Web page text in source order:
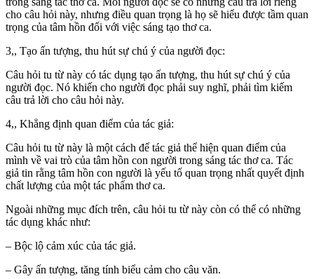
cho câu hỏi này, nhưng điều quan trọng là họ sẽ hiểu được tầm quan
trọng của tâm hồn đối với việc sáng tạo thơ ca.
3,, Tạo ấn tượng, thu hút sự chú ý của người đọc:
Câu hỏi tu từ này có tác dụng tạo ấn tượng, thu hút sự chú ý của
người đọc. Nó khiến cho người đọc phải suy nghĩ, phải tìm kiếm
câu trả lời cho câu hỏi này.
4,, Khẳng định quan điểm của tác giả:
Câu hỏi tu từ này là một cách để tác giả thể hiện quan điểm của
mình về vai trò của tâm hồn con người trong sáng tác thơ ca. Tác
giả tin rằng tâm hồn con người là yếu tố quan trọng nhất quyết định
chất lượng của một tác phẩm thơ ca.
Ngoài những mục đích trên, câu hỏi tu từ này còn có thể có những
tác dụng khác như:
– Bộc lộ cảm xúc của tác giả.
– Gây ấn tượng, tăng tính biểu cảm cho câu văn.